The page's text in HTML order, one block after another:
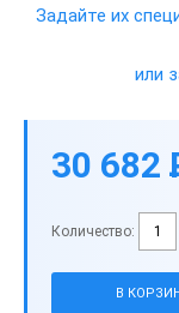
Задайте их
или
30 682
Количество:
В